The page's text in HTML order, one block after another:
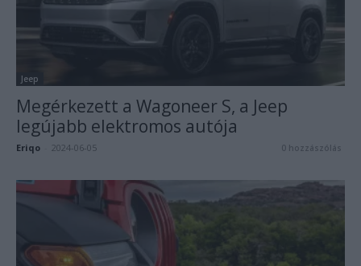
Jeep
Megérkezett a Wagoneer S, a Jeep
legújabb elektromos autója
Eriqo 2024-06-05 0 hozzászólás